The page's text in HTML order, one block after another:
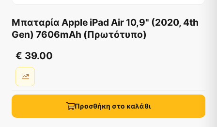
Μπαταρία Apple iPad Air 10,9" (2020, 4th
Gen) 7606mAh (Πρωτότυπο)
€ 39.00
Προσθήκη στο καλάθι